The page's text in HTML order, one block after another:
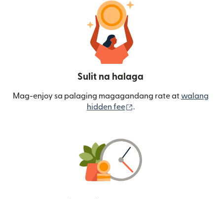
Sulit na halaga
Mag-enjoy sa palaging magagandang rate at walang
hidden fee
.